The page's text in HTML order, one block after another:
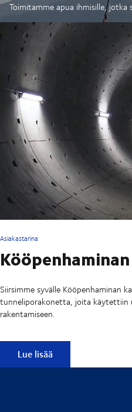
Toimitamme apua ihmisille,
Asiakastarina
Siirsimme syvälle Kööpenhaminan
tunneliporakonetta, joita käytettiin
rakentamiseen.
Kööpenhaminan metro
Lue lisää